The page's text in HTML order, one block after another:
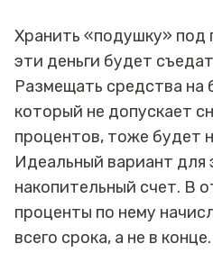
Хранить «подушку» под
эти деньги будет
Размещать средства на
который не допускает
процентов, тоже будет
Идеальный вариант для
накопительный счет. В
проценты по нему
всего срока, а не в конце.